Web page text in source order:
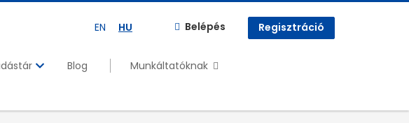
EN HU Belépés Regisztráció
Blog
Munkáltatóknak